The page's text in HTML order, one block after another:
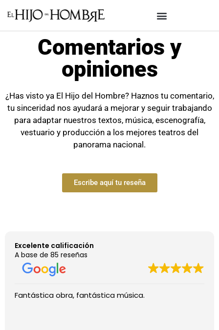
Comentarios y
opiniones
¿Has visto ya El Hijo del Hombre? Haznos tu comentario,
tu sinceridad nos ayudará a mejorar y seguir trabajando
para adaptar nuestros textos, música, escenografía,
vestuario y producción a los mejores teatros del
panorama nacional.
Escribe aquí tu reseña
Excelente calificación
A base de 85 reseñas
Fantástica obra, fantástica música.